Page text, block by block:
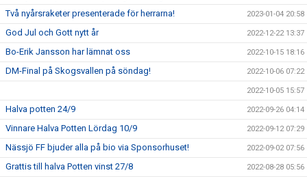
Två nyårsraketer presenterade för herrarna! 2023-01-04 20:58
God Jul och Gott nytt år 2022-12-22 13:37
Bo-Erik Jansson har lämnat oss 2022-10-15 18:16
DM-Final på Skogsvallen på söndag! 2022-10-06 07:22
2022-10-05 15:57
Halva potten 24/9 2022-09-26 04:14
Vinnare Halva Potten Lördag 10/9 2022-09-12 07:29
Nässjö FF bjuder alla på bio via Sponsorhuset! 2022-09-02 07:56
Grattis till halva Potten vinst 27/8 2022-08-28 05:56